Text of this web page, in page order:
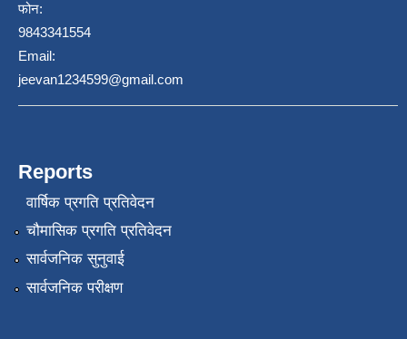
फोन:
9843341554
Email:
jeevan1234599@gmail.com
Reports
वार्षिक प्रगति प्रतिवेदन
चौमासिक प्रगति प्रतिवेदन
सार्वजनिक सुनुवाई
सार्वजनिक परीक्षण